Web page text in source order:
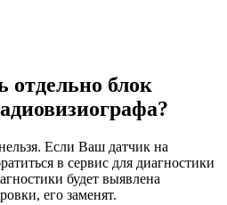
блок
Если Ваш датчик на
в сервис для диагностики
будет выявлена
его заменят.